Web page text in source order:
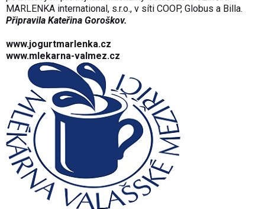
MARLENKA international, s.r.o., v síti COOP, Globus a Billa.
Připravila Kateřina Goroškov.
www.jogurtmarlenka.cz
www.mlekarna-valmez.cz